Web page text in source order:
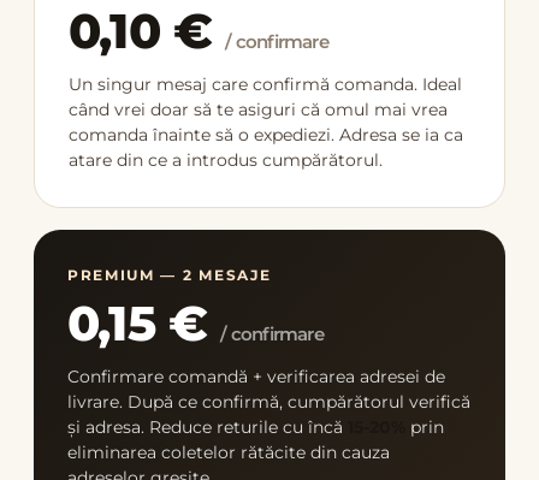
0,10 €/ confirmare
Un singur mesaj care confirmă comanda. Ideal
când vrei doar să te asiguri că omul mai vrea
comanda înainte să o expediezi. Adresa se ia ca
atare din ce a introdus cumpărătorul.
PREMIUM — 2 MESAJE
0,15 €/ confirmare
Confirmare comandă + verificarea adresei de
livrare. După ce confirmă, cumpărătorul verifică
și adresa. Reduce returile cu încă
prin
eliminarea coletelor rătăcite din cauza